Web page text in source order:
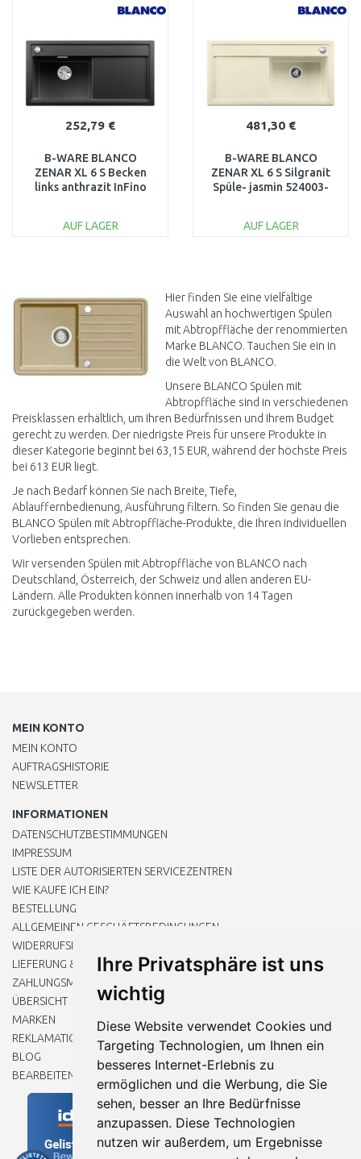
Ihre Privatsphäre ist uns
wichtig
Diese Website verwendet Cookies und
Targeting Technologien, um Ihnen ein
besseres Internet-Erlebnis zu
ermöglichen und die Werbung, die Sie
sehen, besser an Ihre Bedürfnisse
anzupassen. Diese Technologien
nutzen wir außerdem, um Ergebnisse
252,79 €
B-WARE BLANCO
ZENAR XL 6 S Becken
links anthrazit InFino
AUF LAGER
481,30 €
B-WARE BLANCO
ZENAR XL 6 S Silgranit
Spüle- jasmin 524003-
AUF LAGER
Vergleichen
Hier finden Sie eine vielfältige
Auswahl an hochwertigen Spülen
mit Abtropffläche der renommierten
Marke BLANCO. Tauchen Sie ein in
die Welt von BLANCO.
Unsere BLANCO Spülen mit
Abtropffläche sind in verschiedenen
Preisklassen erhältlich, um Ihren Bedürfnissen und Ihrem Budget
gerecht zu werden. Der niedrigste Preis für unsere Produkte in
dieser Kategorie beginnt bei 63,15 EUR, während der höchste Preis
bei 613 EUR liegt.
Je nach Bedarf können Sie nach Breite, Tiefe,
Ablauffernbedienung, Ausführung filtern. So finden Sie genau die
BLANCO Spülen mit Abtropffläche-Produkte, die Ihren individuellen
Vorlieben entsprechen.
Wir versenden Spülen mit Abtropffläche von BLANCO nach
Deutschland, Österreich, der Schweiz und allen anderen EU-
Ländern. Alle Produkten können innerhalb von 14 Tagen
zurückgegeben werden.
MEIN KONTO
MEIN KONTO
AUFTRAGSHISTORIE
NEWSLETTER
INFORMATIONEN
DATENSCHUTZBESTIMMUNGEN
IMPRESSUM
LISTE DER AUTORISIERTEN SERVICEZENTREN
WIE KAUFE ICH EIN?
BESTELLUNG
ALLGEMEINEN GESCHÄFTSBEDINGUNGEN
WIDERRUFSRECHT
LIEFERUNG & ZAHLUNG
ZAHLUNGSMETHODEN
ÜBERSICHT
MARKEN
REKLAMATIONEN UND RETOUREN
BLOG
BEARBEITEN SIE MEINE COOKIE-EINSTELLUNGEN